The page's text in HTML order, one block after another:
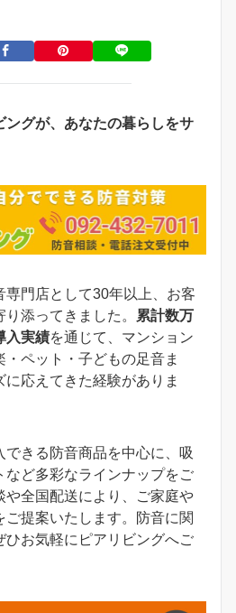
ングが、あなたの暮らしをサ
専門店として30年以上、お客
添ってきました。
累計数万
入実績を通じて、マンション
ペット・子どもの足音ま
応えてきた経験がありま
できる防音商品を中心に、吸
など多彩なラインナップをご
や全国配送により、ご家庭や
提案いたします。防音に関
ひお気軽にピアリビングへご